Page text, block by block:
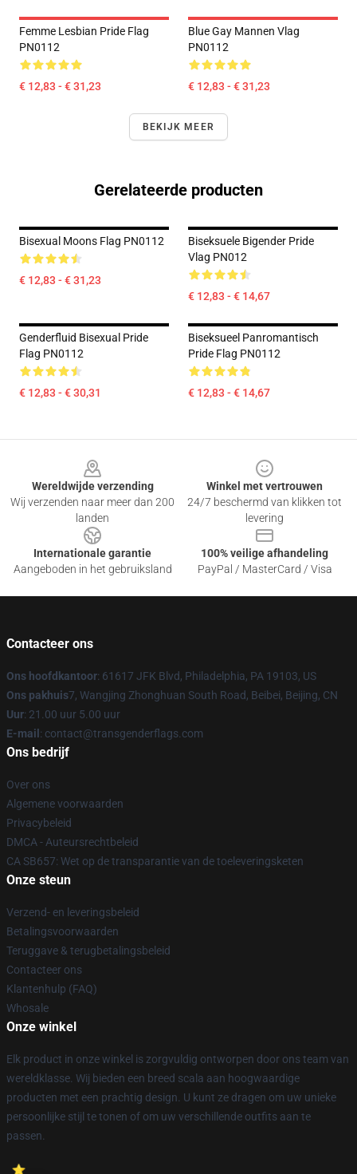
Femme Lesbian Pride Flag
PN0112
€ 12,83 - € 31,23
Blue Gay Mannen Vlag
PN0112
€ 12,83 - € 31,23
BEKIJK MEER
Gerelateerde producten
Bisexual Moons Flag PN0112
€ 12,83 - € 31,23
Biseksuele Bigender Pride
Vlag PN012
€ 12,83 - € 14,67
Genderfluid Bisexual Pride
Flag PN0112
€ 12,83 - € 30,31
Biseksueel Panromantisch
Pride Flag PN0112
€ 12,83 - € 14,67
Wereldwijde verzending
Wij verzenden naar meer dan 200
landen
Winkel met vertrouwen
24/7 beschermd van klikken tot
levering
Internationale garantie
Aangeboden in het gebruiksland
100% veilige afhandeling
PayPal / MasterCard / Visa
Contacteer ons
Ons hoofdkantoor: 61617 JFK Blvd, Philadelphia, PA 19103, US
Ons pakhuis7, Wangjing Zhonghuan South Road, Beibei, Beijing, CN
Uur: 21.00 uur 5.00 uur
E-mail : contact@transgenderflags.com
Ons bedrijf
Over ons
Algemene voorwaarden
Privacybeleid
DMCA - Auteursrechtbeleid
CA SB657: Wet op de transparantie van de toeleveringsketen
Onze steun
Verzend- en leveringsbeleid
Betalingsvoorwaarden
Teruggave & terugbetalingsbeleid
Contacteer ons
Klantenhulp (FAQ)
Whosale
Onze winkel
Elk product in onze winkel is zorgvuldig ontworpen door ons team van
wereldklasse. Wij bieden een breed scala aan hoogwaardige
producten met een prachtig design. U kunt ze dragen om uw unieke
persoonlijke stijl te tonen of om uw verschillende outfits aan te
passen.